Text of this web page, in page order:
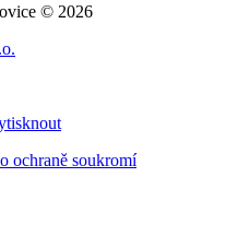
© 2026
ochraně soukromí